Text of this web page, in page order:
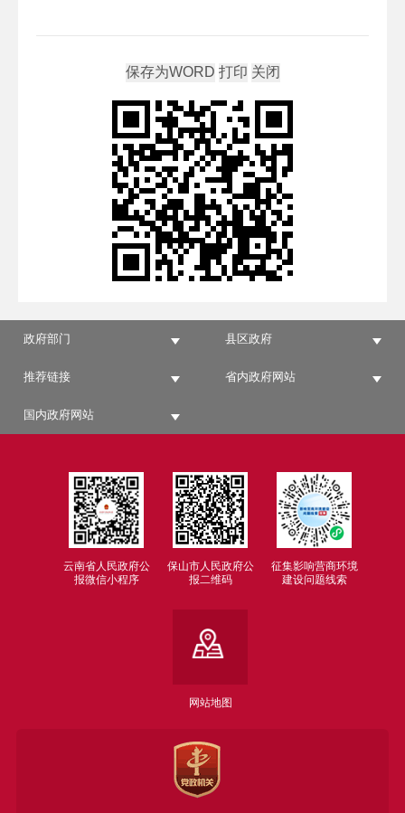
政府部门 县区政府
推荐链接 省内政府网站
国内政府网站
云南省人民政府公
报微信小程序
保山市人民政府公
报二维码
征集影响营商环境
建设问题线索
网站地图